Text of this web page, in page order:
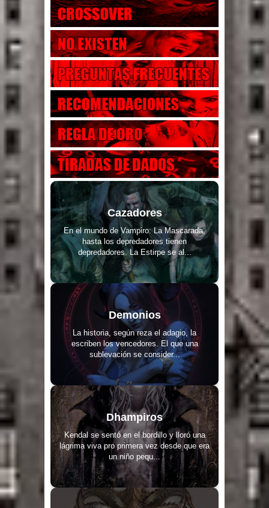
Cazadores
En el mundo de Vampiro: La Mascarada,
hasta los depredadores tienen
depredadores. La Estirpe se al...
Demonios
La historia, según reza el adagio, la
escriben los vencedores. El que una
sublevación se consider...
Dhampiros
Kendal se sentó en el bordillo y lloró una
lágrima viva pro primera vez desde que era
un niño pequ...